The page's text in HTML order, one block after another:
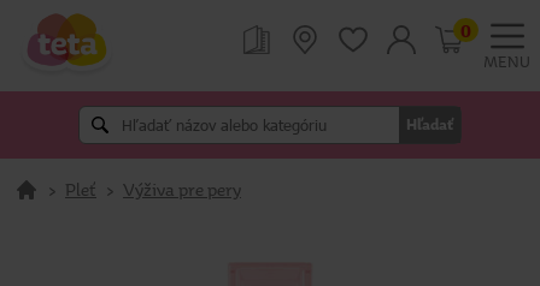
MENU
Hľadať
0
> Pleť > Výživa pre pery